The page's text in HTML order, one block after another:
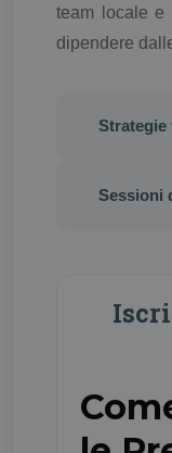
team locale e
dipendere
Sessioni